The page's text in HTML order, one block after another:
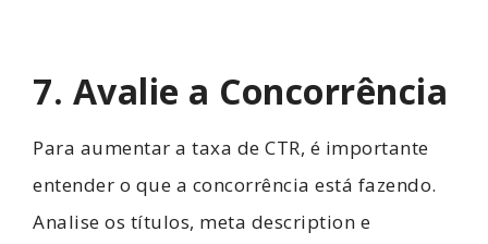
7. Avalie a Concorrência
Para aumentar a taxa de CTR, é importante
entender o que a concorrência está fazendo.
Analise os títulos, meta description e